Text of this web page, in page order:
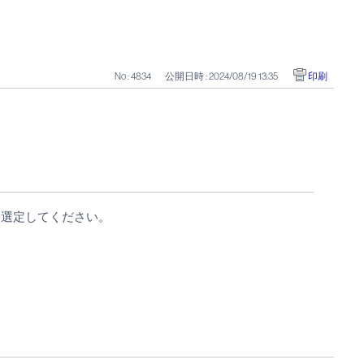
No : 4834 公開日時 : 2024/08/19 13:35 印刷
定してください。